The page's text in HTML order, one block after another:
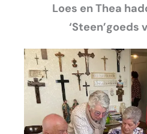
Loes en Thea
‘Steen’goeds